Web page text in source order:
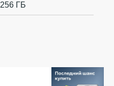
256 ГБ